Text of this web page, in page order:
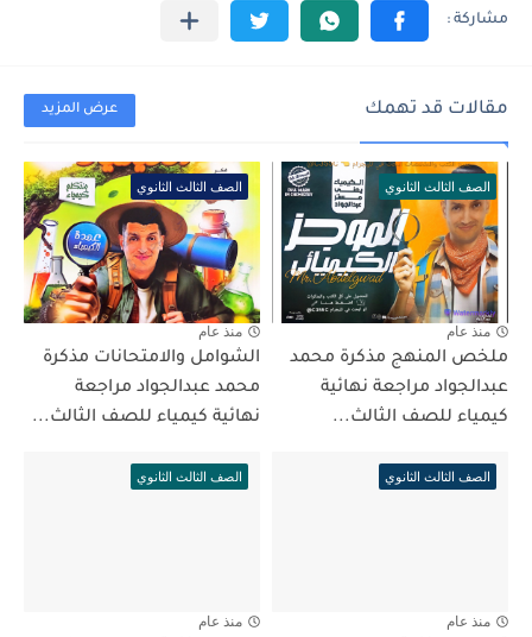
مقالات قد تهمك عرض المزيد
الصف الثالث الثانوي
منذ عام
ملخص المنهج مذكرة محمد
عبدالجواد مراجعة نهائية
كيمياء للصف الثالث...
الصف الثالث الثانوي
منذ عام
الشوامل والامتحانات مذكرة
محمد عبدالجواد مراجعة
نهائية كيمياء للصف الثالث...
الصف الثالث الثانوي
منذ عام
الصف الثالث الثانوي
منذ عام